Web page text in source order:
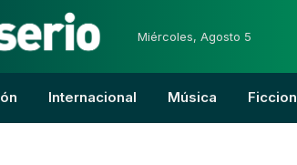
Miércoles, Agosto 5
Internacional Música Ficcion